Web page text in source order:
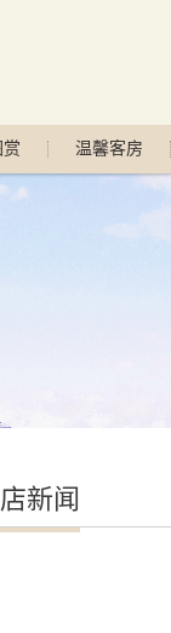
温馨客房
新闻